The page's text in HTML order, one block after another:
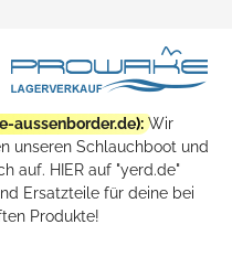
aussenborder.de): Wir
unseren Schlauchboot und
auf. HIER auf "yerd.de"
Ersatzteile für deine bei
Produkte!